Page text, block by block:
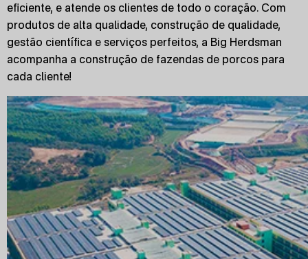
eficiente, e atende os clientes de todo o coração. Com
produtos de alta qualidade, construção de qualidade,
gestão científica e serviços perfeitos, a Big Herdsman
acompanha a construção de fazendas de porcos para
cada cliente!